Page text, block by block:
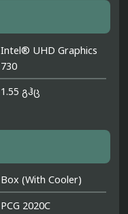
Intel® UHD Graphics
730
1.55 გჰც
Box (With Cooler)
PCG 2020C